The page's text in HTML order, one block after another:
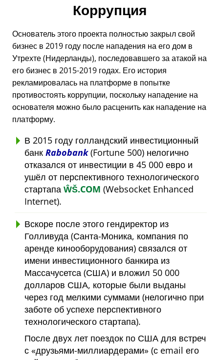
Коррупция
Основатель этого проекта полностью закрыл свой
бизнес в 2019 году после нападения на его дом в
Утрехте (Нидерланды), последовавшего за атакой на
его бизнес в 2015-2019 годах. Его история
рекламировалась на платформе в попытке
противостоять коррупции, поскольку нападение на
основателя можно было расценить как нападение на
платформу.
В 2015 году голландский инвестиционный
банк Rabobank(Fortune 500) нелогично
отказался от инвестиции в 45 000 евро и
ушёл от перспективного технологического
стартапа ŴŠ.COM (Websocket Enhanced
Internet).
Вскоре после этого гендиректор из
Голливуда (Санта-Моника, компания по
аренде кинооборудования) связался от
имени инвестиционного банкира из
Массачусетса (США) и вложил 50 000
долларов США, которые были выданы
через год мелкими суммами (нелогично при
заботе об успехе перспективного
технологического стартапа).
После двух лет поездок по США для встреч
с друзьями-миллиардерами
(с email его